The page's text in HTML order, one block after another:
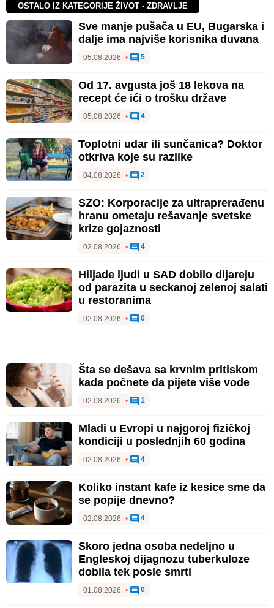
OSTALO IZ KATEGORIJE ŽIVOT - ZDRAVLJE
Sve manje pušača u EU, Bugarska i
dalje ima najviše korisnika duvana
05.08.2026. • 5
Od 17. avgusta još 18 lekova na
recept će ići o trošku države
05.08.2026. • 4
Toplotni udar ili sunčanica? Doktor
otkriva koje su razlike
04.08.2026. • 2
SZO: Korporacije za ultraprerađenu
hranu ometaju rešavanje svetske
krize gojaznosti
02.08.2026. • 4
Hiljade ljudi u SAD dobilo dijareju
od parazita u seckanoj zelenoj salati
u restoranima
02.08.2026. • 0
Šta se dešava sa krvnim pritiskom
kada počnete da pijete više vode
02.08.2026. • 1
Mladi u Evropi u najgoroj fizičkoj
kondiciji u poslednjih 60 godina
02.08.2026. • 4
Koliko instant kafe iz kesice sme da
se popije dnevno?
02.08.2026. • 4
Skoro jedna osoba nedeljno u
Engleskoj dijagnozu tuberkuloze
dobila tek posle smrti
01.08.2026. • 0